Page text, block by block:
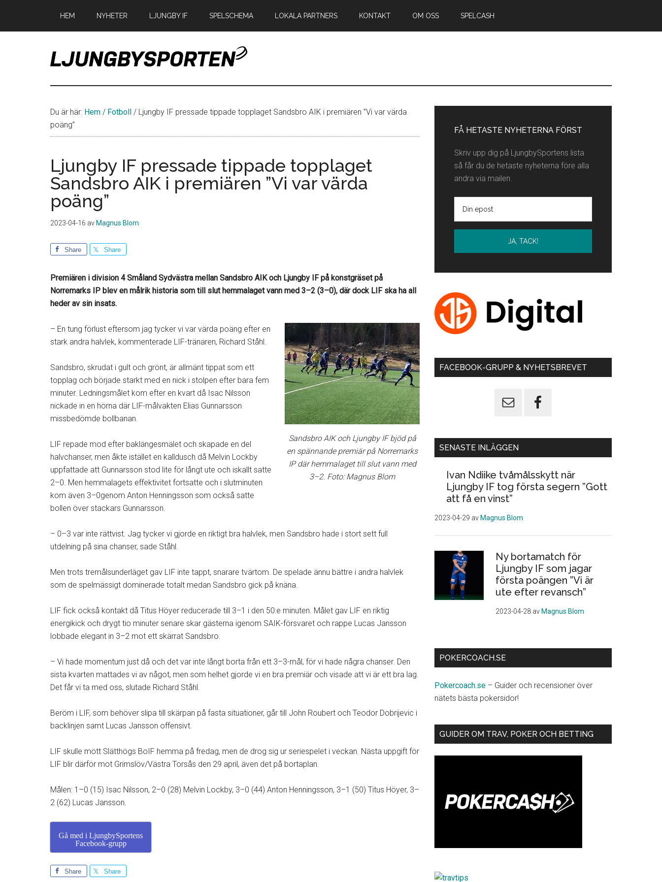
huvudinnehåll
det
sidfot
HEM NYHETER LJUNGBY IF SPELSCHEMA LOKALA PARTNERS KONTAKT OM OSS SPELCASH
LjungbySporten
Troja
Ljungby
Du är här: Hem / Fotboll / Ljungby IF pressade tippade topplaget Sandsbro AIK i premiären ”Vi var värda
poäng”
Ljungby IF pressade tippade topplaget
Sandsbro AIK i premiären ”Vi var värda
poäng”
2023-04-16 av Magnus Blom
Share Share
Premiären i division 4 Småland Sydvästra mellan Sandsbro AIK och Ljungby IF på konstgräset på
Norremarks IP blev en målrik historia som till slut hemmalaget vann med 3–2 (3–0), där dock LIF ska ha all
heder av sin insats.
Sandsbro AIK och Ljungby IF bjöd på
en spännande premiär på Norremarks
IP där hemmalaget till slut vann med
3–2. Foto: Magnus Blom
– En tung förlust eftersom jag tycker vi var värda poäng efter en
stark andra halvlek, kommenterade LIF-tränaren, Richard Ståhl.
Sandsbro, skrudat i gult och grönt, är allmänt tippat som ett
topplag och började starkt med en nick i stolpen efter bara fem
minuter. Ledningsmålet kom efter en kvart då Isac Nilsson
nickade in en hörna där LIF-målvakten Elias Gunnarsson
missbedömde bollbanan.
LIF repade mod efter baklängesmälet och skapade en del
halvchanser, men åkte istället en kalldusch då Melvin Lockby
uppfattade att Gunnarsson stod lite för långt ute och iskallt satte
2–0. Men hemmalagets effektivitet fortsatte och i slutminuten
kom även 3–0genom Anton Henningsson som också satte
bollen över stackars Gunnarsson.
– 0–3 var inte rättvist. Jag tycker vi gjorde en riktigt bra halvlek, men Sandsbro hade i stort sett full
utdelning på sina chanser, sade Ståhl.
Men trots tremålsunderläget gav LIF inte tappt, snarare tvärtom. De spelade ännu bättre i andra halvlek
som de spelmässigt dominerade totalt medan Sandsbro gick på knäna.
LIF fick också kontakt då Titus Höyer reducerade till 3–1 i den 50:e minuten. Målet gav LIF en riktig
energikick och drygt tio minuter senare skar gästerna igenom SAIK-försvaret och rappe Lucas Jansson
lobbade elegant in 3–2 mot ett skärrat Sandsbro.
– Vi hade momentum just då och det var inte långt borta från ett 3–3-mål, för vi hade några chanser. Den
sista kvarten mattades vi av något, men som helhet gjorde vi en bra premiär och visade att vi är ett bra lag.
Det får vi ta med oss, slutade Richard Ståhl.
Beröm i LIF, som behöver slipa till skärpan på fasta situationer, går till John Roubert och Teodor Dobrijevic i
backlinjen samt Lucas Jansson offensivt.
LIF skulle mött Slätthögs BoIF hemma på fredag, men de drog sig ur seriespelet i veckan. Nästa uppgift för
LIF blir därför mot Grimslöv/Västra Torsås den 29 april, även det på bortaplan.
Målen: 1–0 (15) Isac Nilsson, 2–0 (28) Melvin Lockby, 3–0 (44) Anton Henningsson, 3–1 (50) Titus Höyer, 3–
2 (62) Lucas Jansson.
Gå med i LjungbySportens
Facebook-grupp
Share Share
sidofält
FÅ HETASTE NYHETERNA FÖRST
Skriv upp dig på LjungbySportens lista
så får du de hetaste nyheterna före alla
andra via mailen.
FACEBOOK-GRUPP & NYHETSBREVET
SENASTE INLÄGGEN
Ivan Ndiike tvåmålsskytt när
Ljungby IF tog första segern ”Gott
att få en vinst”
2023-04-29 av Magnus Blom
Ny bortamatch för
Ljungby IF som jagar
första poängen ”Vi är
ute efter revansch”
2023-04-28 av Magnus Blom
POKERCOACH.SE
Pokercoach.se – Guider och recensioner över
nätets bästa pokersidor!
GUIDER OM TRAV, POKER OCH BETTING